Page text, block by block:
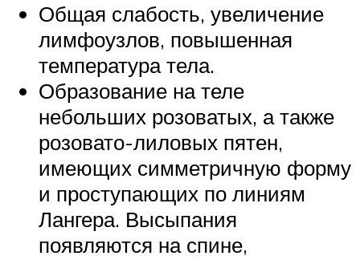
Общая слабость, увеличение
лимфоузлов, повышенная
температура тела.
Образование на теле
небольших розоватых, а также
розовато-лиловых пятен,
имеющих симметричную форму
и проступающих по линиям
Лангера. Высыпания
появляются на спине,